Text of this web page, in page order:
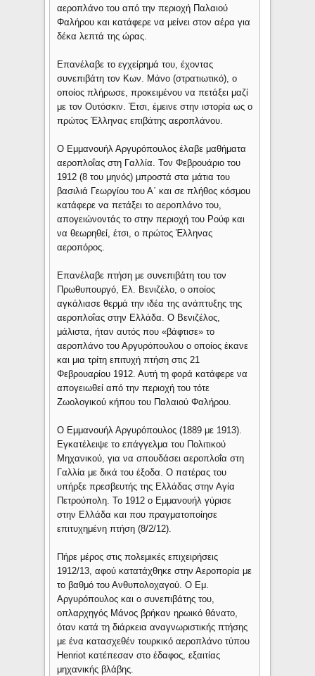
αεροπλάνο του από την περιοχή Παλαιού
Φαλήρου και κατάφερε να μείνει στον αέρα για
δέκα λεπτά της ώρας.
Επανέλαβε το εγχείρημά του, έχοντας
συνεπιβάτη τον Κων. Μάνο (στρατιωτικό), ο
οποίος πλήρωσε, προκειμένου να πετάξει μαζί
με τον Ουτόσκιν. Έτσι, έμεινε στην ιστορία ως ο
πρώτος Έλληνας επιβάτης αεροπλάνου.
Ο Εμμανουήλ Αργυρόπουλος έλαβε μαθήματα
αεροπλοΐας στη Γαλλία. Τον Φεβρουάριο του
1912 (8 του μηνός) μπροστά στα μάτια του
βασιλιά Γεωργίου του Α΄ και σε πλήθος κόσμου
κατάφερε να πετάξει το αεροπλάνο του,
απογειώνοντάς το στην περιοχή του Ρούφ και
να θεωρηθεί, έτσι, ο πρώτος Έλληνας
αεροπόρος.
Επανέλαβε πτήση με συνεπιβάτη του τον
Πρωθυπουργό, Ελ. Βενιζέλο, ο οποίος
αγκάλιασε θερμά την ιδέα της ανάπτυξης της
αεροπλοΐας στην Ελλάδα. Ο Βενιζέλος,
μάλιστα, ήταν αυτός που «βάφτισε» το
αεροπλάνο του Αργυρόπουλου ο οποίος έκανε
και μια τρίτη επιτυχή πτήση στις 21
Φεβρουαρίου 1912. Αυτή τη φορά κατάφερε να
απογειωθεί από την περιοχή του τότε
Ζωολογικού κήπου του Παλαιού Φαλήρου.
Ο Εμμανουήλ Αργυρόπουλος (1889 με 1913).
Εγκατέλειψε το επάγγελμα του Πολιτικού
Μηχανικού, για να σπουδάσει αεροπλοΐα στη
Γαλλία με δικά του έξοδα. Ο πατέρας του
υπήρξε πρεσβευτής της Ελλάδας στην Αγία
Πετρούπολη. Το 1912 ο Εμμανουήλ γύρισε
στην Ελλάδα και που πραγματοποίησε
επιτυχημένη πτήση (8/2/12).
Πήρε μέρος στις πολεμικές επιχειρήσεις
1912/13, αφού κατατάχθηκε στην Αεροπορία με
το βαθμό του Ανθυπολοχαγού. Ο Εμ.
Αργυρόπουλος και ο συνεπιβάτης του,
οπλαρχηγός Μάνος βρήκαν ηρωικό θάνατο,
όταν κατά τη διάρκεια αναγνωριστικής πτήσης
με ένα κατασχεθέν τουρκικό αεροπλάνο τύπου
Henriot κατέπεσαν στο έδαφος, εξαιτίας
μηχανικής βλάβης.